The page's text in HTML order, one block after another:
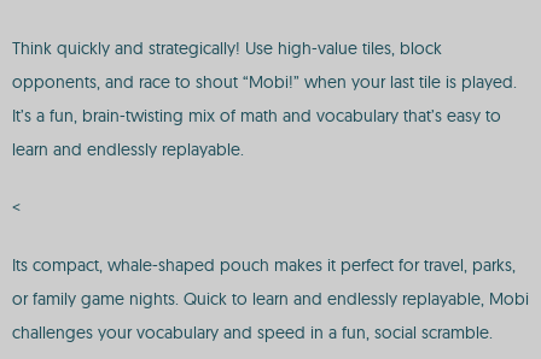
Think quickly and strategically! Use high-value tiles, block
opponents, and race to shout “Mobi!” when your last tile is played.
It’s a fun, brain-twisting mix of math and vocabulary that’s easy to
learn and endlessly replayable.
<
Its compact, whale-shaped pouch makes it perfect for travel, parks,
or family game nights. Quick to learn and endlessly replayable, Mobi
challenges your vocabulary and speed in a fun, social scramble.